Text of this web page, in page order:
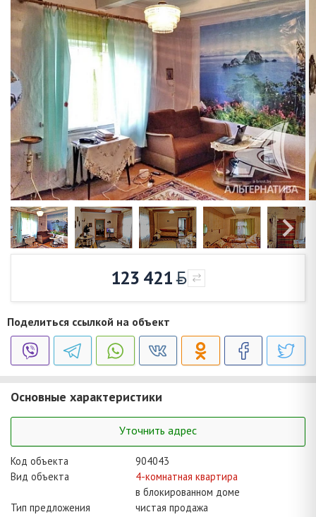
123 421
Поделиться ссылкой на объект
Основные характеристики
Уточнить адрес
Код объекта
904043
Вид объекта
4-комнатная квартира
в блокированном доме
Тип предложения
чистая продажа